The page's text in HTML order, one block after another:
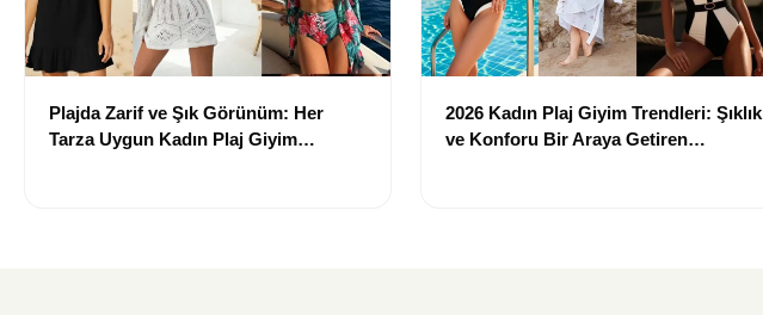
Plajda Zarif ve Şık Görünüm: Her
Tarza Uygun Kadın Plaj Giyim
2026 Kadın Plaj Giyim Trendleri: Şıklık
ve Konforu Bir Araya Getiren